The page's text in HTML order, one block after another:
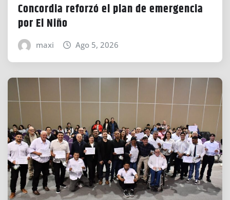
Concordia reforzó el plan de emergencia
por El Niño
maxi Ago 5, 2026